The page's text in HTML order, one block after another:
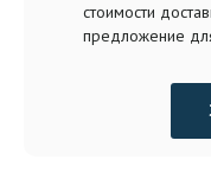
стоимости
предложение